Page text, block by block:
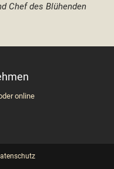
Chef des Blühenden
online